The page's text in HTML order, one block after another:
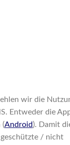
wir die
Entweder die
(Android). Damit
/ nicht